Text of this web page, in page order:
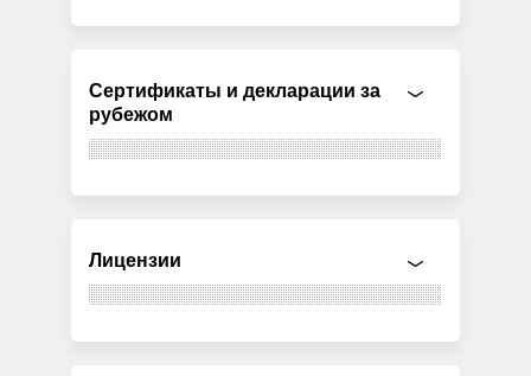
Сертификаты и декларации за
рубежом
Лицензии